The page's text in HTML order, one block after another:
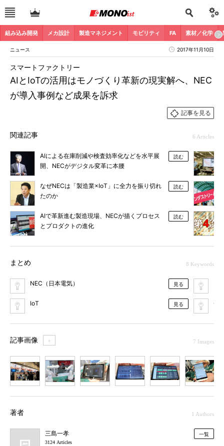
組み込み開発 メカ設計 製造マネジメント モビリティ FA 素材／化学
ニュース 2017年11月10日
AIとIoTの活用はモノづくり革新の現実解へ、NEC
が導入事例など成果を訴求
スマートファクトリー
記事を見る
関連記事 6 Articles
AIによる在庫削減や検査効率化などを水平展
開、NECがデジタル変革に本腰
読む
なぜNECは「製造業×IoT」に全力を振り切れ
たのか
読む
AIで革新進む製造現場、NECが描くプロセス
とプロダクトの進化
読む
まとめ 8 Keywords
NEC（日本電気） 見る
IoT 見る C
記事画像 ＋ 7 Images
著者 1 Authors
三島一孝
3124 Articles
一覧